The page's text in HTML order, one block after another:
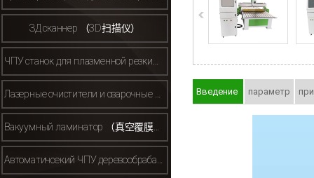
Введение параметр
ЗД сканнер （3D扫描仪）